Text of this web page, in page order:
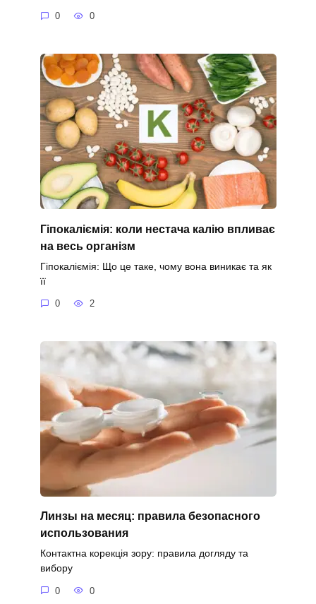
0 0
Гіпокаліємія: коли нестача калію впливає
на весь організм
Гіпокаліємія: Що це таке, чому вона виникає та як
її
0 2
Линзы на месяц: правила безопасного
использования
Контактна корекція зору: правила догляду та
вибору
0 0